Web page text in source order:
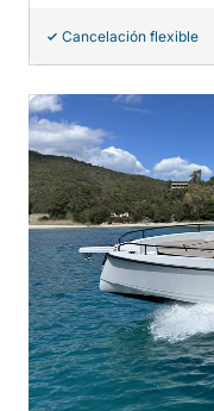
Cancelación flexible